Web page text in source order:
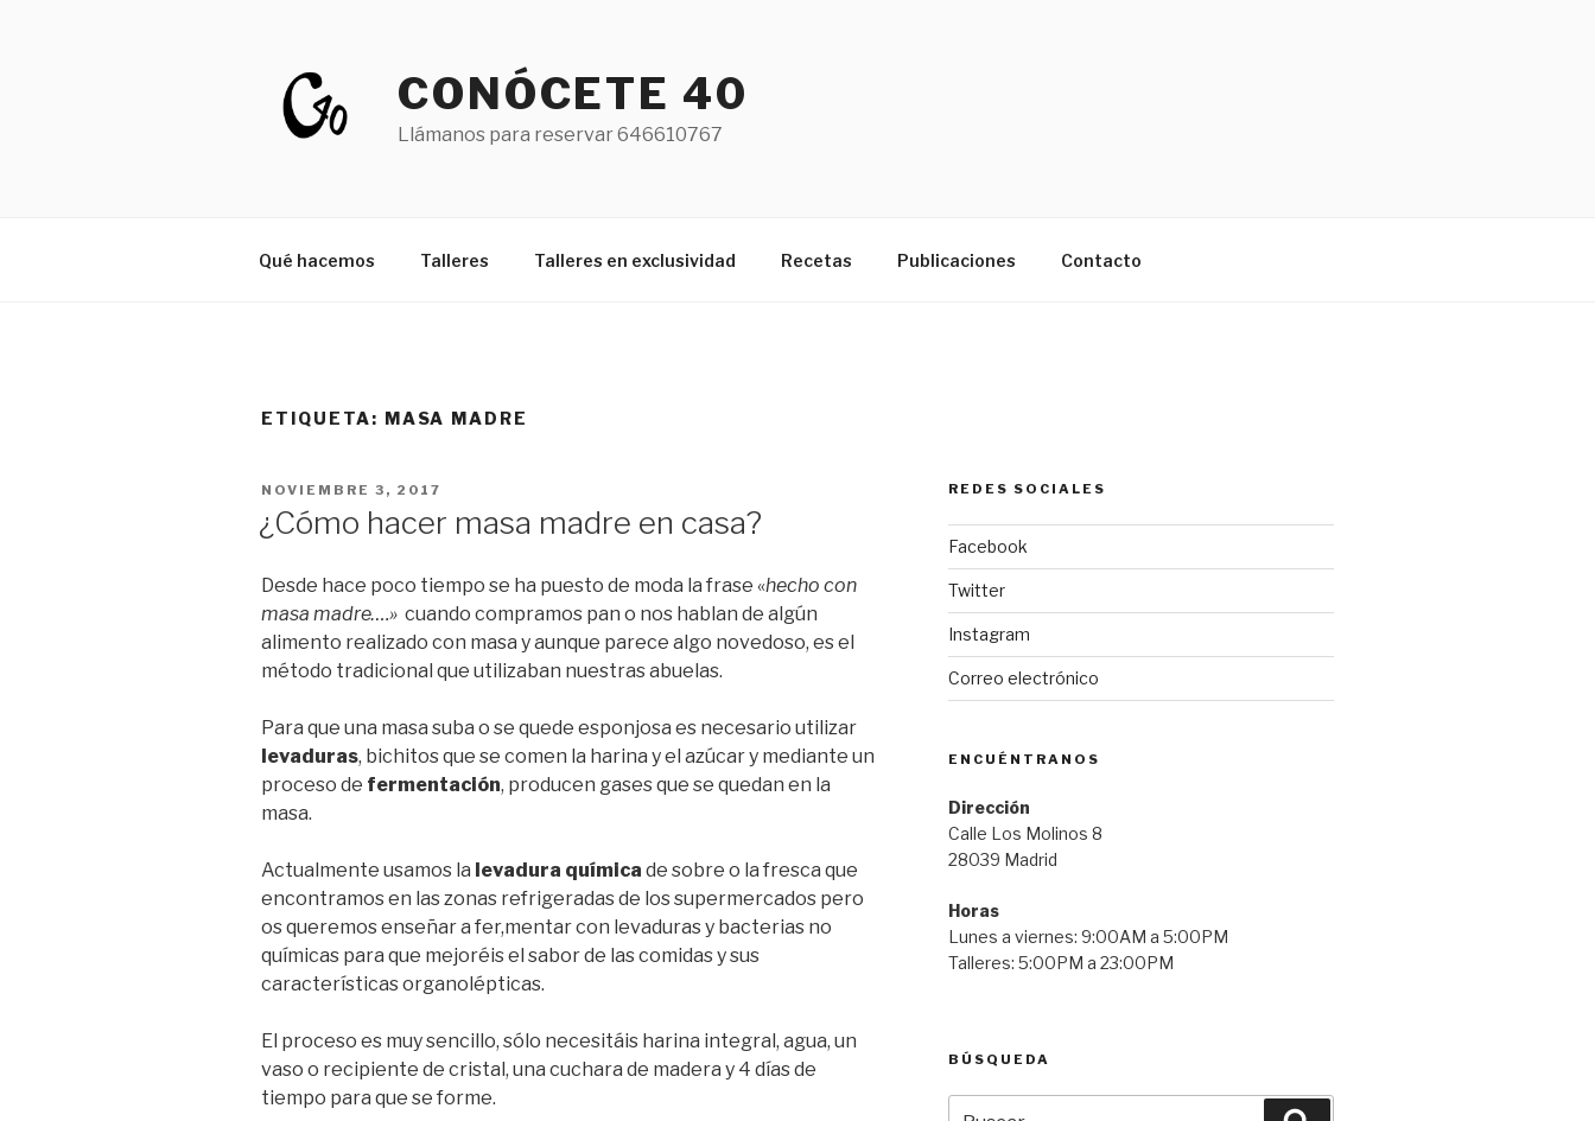
CONÓCETE 40
Llámanos para reservar 646610767
Qué hacemos Talleres Talleres en exclusividad Recetas Publicaciones Contacto
ETIQUETA: MASA MADRE
PUBLICADO
EL
NOVIEMBRE 3, 2017
¿Cómo hacer masa madre en casa?
Desde hace poco tiempo se ha puesto de moda la frase «hecho con
masa madre….» cuando compramos pan o nos hablan de algún
alimento realizado con masa y aunque parece algo novedoso, es el
método tradicional que utilizaban nuestras abuelas.
Para que una masa suba o se quede esponjosa es necesario utilizar
levaduras, bichitos que se comen la harina y el azúcar y mediante un
proceso de fermentación, producen gases que se quedan en la
masa.
Actualmente usamos la levadura química de sobre o la fresca que
encontramos en las zonas refrigeradas de los supermercados pero
os queremos enseñar a fer,mentar con levaduras y bacterias no
químicas para que mejoréis el sabor de las comidas y sus
características organolépticas.
El proceso es muy sencillo, sólo necesitáis harina integral, agua, un
vaso o recipiente de cristal, una cuchara de madera y 4 días de
tiempo para que se forme.
REDES SOCIALES
Facebook
Twitter
Instagram
Correo electrónico
ENCUÉNTRANOS
Dirección
Calle Los Molinos 8
28039 Madrid
Horas
Lunes a viernes: 9:00AM a 5:00PM
Talleres: 5:00PM a 23:00PM
BÚSQUEDA